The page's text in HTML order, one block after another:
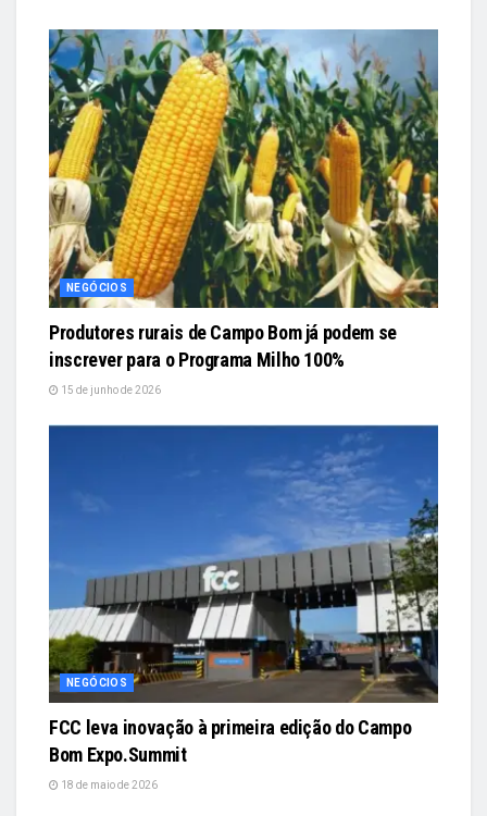
NEGÓCIOS
Produtores rurais de Campo Bom já podem se
inscrever para o Programa Milho 100%
15 de junho de 2026
NEGÓCIOS
FCC leva inovação à primeira edição do Campo
Bom Expo.Summit
18 de maio de 2026